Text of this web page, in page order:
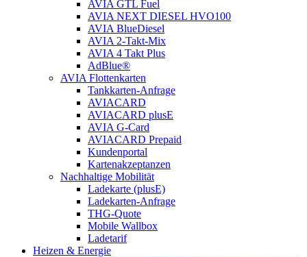
AVIA GTL Fuel
AVIA NEXT DIESEL HVO100
AVIA BlueDiesel
AVIA 2-Takt-Mix
AVIA 4 Takt Plus
AdBlue®
AVIA Flottenkarten
Tankkarten-Anfrage
AVIACARD
AVIACARD plusE
AVIA G-Card
AVIACARD Prepaid
Kundenportal
Kartenakzeptanzen
Nachhaltige Mobilität
Ladekarte (plusE)
Ladekarten-Anfrage
THG-Quote
Mobile Wallbox
Ladetarif
Heizen & Energie